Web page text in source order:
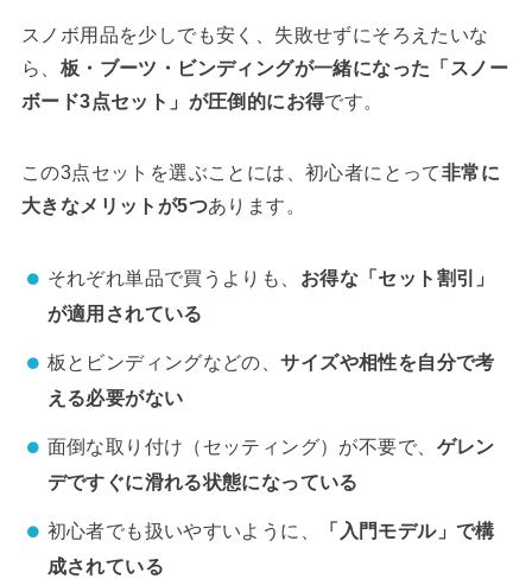
スノボ用品を少しでも安く、失敗せずにそろえたいな
ら、 板・ブーツ・ビンディングが一緒になった「スノー
ボード3点セット」が圧倒的にお得です。
この3点セットを選ぶことには、初心者にとって非常に
大きなメリットが5つあります。
それぞれ単品で買うよりも、 お得な「セット割引」
が適用されている
板とビンディングなどの、サイズや相性を自分で考
える必要がない
面倒な取り付け（セッティング）が不要で、 ゲレン
デですぐに滑れる状態になっている
初心者でも扱いやすいように、
「入門モデル」で構
成されている